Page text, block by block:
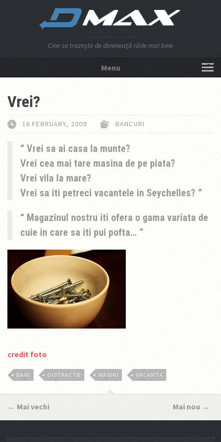
Cine se trezeşte de dimineaţă râde mai bine
Menu
Vrei?
16 FEBRUARY, 2009 BANCURI
Vrei sa ai casa la munte?
Vrei cea mai tare masina de pe piata?
Vrei vila la mare?
Vrei sa iti petreci vacantele in Seychelles?
Magazinul nostru iti ofera o gama variata de
cuie in care sa iti pui pofta…
credit foto
BANI DISTRACTIE MASINI VACANTA
← Mai vechi Mai nou →